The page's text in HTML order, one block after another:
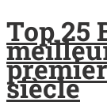
Top 25
siècle